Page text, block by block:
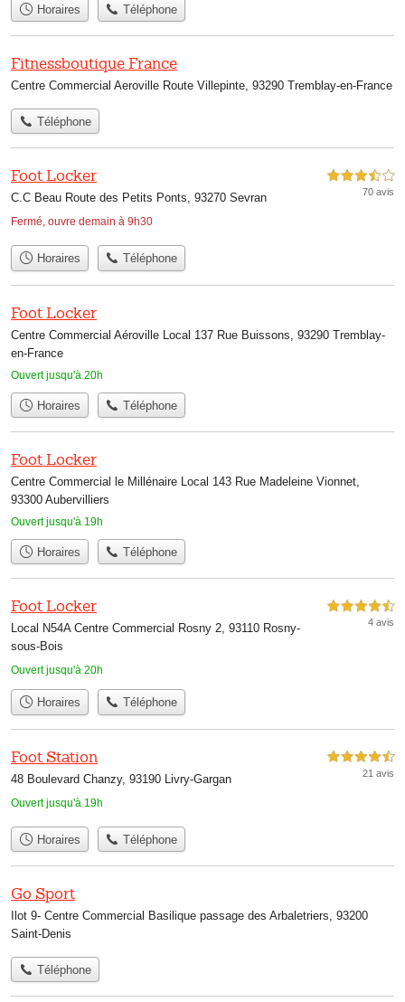
Horaires Téléphone
Fitnessboutique France
Centre Commercial Aeroville Route Villepinte, 93290 Tremblay-en-France
Téléphone
Foot Locker
C.C Beau Route des Petits Ponts, 93270 Sevran
Fermé, ouvre demain à 9h30
3,5 étoiles sur 5
70 avis
Horaires Téléphone
Foot Locker
Centre Commercial Aéroville Local 137 Rue Buissons, 93290 Tremblay-
en-France
Ouvert jusqu'à 20h
Horaires Téléphone
Foot Locker
Centre Commercial le Millénaire Local 143 Rue Madeleine Vionnet,
93300 Aubervilliers
Ouvert jusqu'à 19h
Horaires Téléphone
Foot Locker
Local N54A Centre Commercial Rosny 2, 93110 Rosny-
sous-Bois
Ouvert jusqu'à 20h
4,5 étoiles sur 5
4 avis
Horaires Téléphone
Foot Station
48 Boulevard Chanzy, 93190 Livry-Gargan
Ouvert jusqu'à 19h
4,5 étoiles sur 5
21 avis
Horaires Téléphone
Go Sport
Ilot 9- Centre Commercial Basilique passage des Arbaletriers, 93200
Saint-Denis
Téléphone